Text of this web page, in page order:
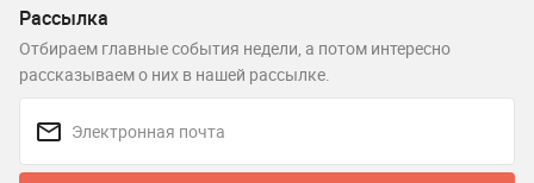
Рассылка
Отбираем главные события недели, а потом интересно
рассказываем о них в нашей рассылке.